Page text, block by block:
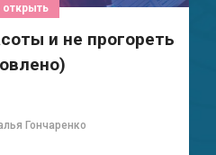
открыть
и не прогореть
Гончаренко